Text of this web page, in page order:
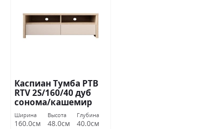
Каспиан Тумба РТВ
RTV 2S/160/40 дуб
сонома/кашемир
БРВ Украина
Ширина
160.0см
Высота
48.0см
Глубина
40.0см